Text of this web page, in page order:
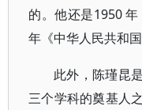
的。他还是1950
年《中华人民共和
此外，陈瑾昆
三个学科的奠基人